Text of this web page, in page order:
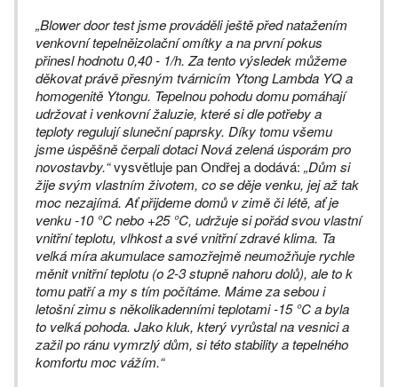
„Blower door test jsme prováděli ještě před natažením
venkovní tepelněizolační omítky a na první pokus
přinesl hodnotu 0,40 - 1/h. Za tento výsledek můžeme
děkovat právě přesným tvárnicím Ytong Lambda YQ a
homogenitě Ytongu. Tepelnou pohodu domu pomáhají
udržovat i venkovní žaluzie, které si dle potřeby a
teploty regulují sluneční paprsky. Díky tomu všemu
jsme úspěšně čerpali dotaci Nová zelená úsporám pro
novostavby.“vysvětluje pan Ondřej a dodává: „Dům si
žije svým vlastním životem, co se děje venku, jej až tak
moc nezajímá. Ať přijdeme domů v zimě či létě, ať je
venku -10 °C nebo +25 °C, udržuje si pořád svou vlastní
vnitřní teplotu, vlhkost a své vnitřní zdravé klima. Ta
velká míra akumulace samozřejmě neumožňuje rychle
měnit vnitřní teplotu (o 2-3 stupně nahoru dolů), ale to k
tomu patří a my s tím počítáme. Máme za sebou i
letošní zimu s několikadenními teplotami -15 °C a byla
to velká pohoda. Jako kluk, který vyrůstal na vesnici a
zažil po ránu vymrzlý dům, si této stability a tepelného
komfortu moc vážím.“